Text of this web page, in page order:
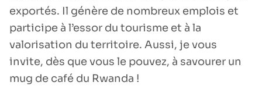
exportés. Il génère de nombreux emplois et
participe à l’essor du tourisme et à la
valorisation du territoire. Aussi, je vous
invite, dès que vous le pouvez, à savourer un
mug de café du Rwanda !